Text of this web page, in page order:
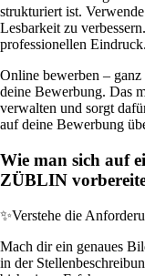
strukturiert ist.
Lesbarkeit zu
professionellen Eindruck.
Online bewerben – ganz
deine Bewerbung. Das
verwalten und sorgt
auf deine Bewerbung
Wie man sich auf
ZÜBLIN
✨Verstehe die
Mach dir ein genaues
in der